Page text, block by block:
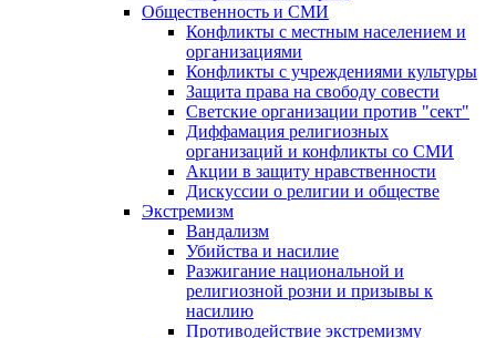
Общественность и СМИ
Конфликты с местным населением и
организациями
Конфликты с учреждениями культуры
Защита права на свободу совести
Светские организации против "сект"
Диффамация религиозных
организаций и конфликты со СМИ
Акции в защиту нравственности
Дискуссии о религии и обществе
Экстремизм
Вандализм
Убийства и насилие
Разжигание национальной и
религиозной розни и призывы к
насилию
Противодействие экстремизму